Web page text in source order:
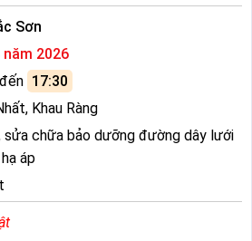
Sơn
2026
đến 17:30
Khau Ràng
sửa chữa bảo dưỡng đường dây lưới
áp